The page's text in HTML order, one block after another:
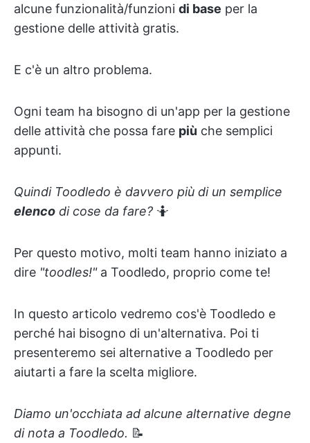
alcune funzionalità/funzioni di base per la
gestione delle attività gratis.
E c'è un altro problema.
Ogni team ha bisogno di un'app per la gestione
delle attività che possa fare più che semplici
appunti.
Quindi Toodledo è davvero più di un semplice
elenco di cose da fare? 🤷
Per questo motivo, molti team hanno iniziato a
dire "toodles!"a Toodledo, proprio come te!
In questo articolo vedremo cos'è Toodledo e
perché hai bisogno di un'alternativa. Poi ti
presenteremo sei alternative a Toodledo per
aiutarti a fare la scelta migliore.
Diamo un'occhiata ad alcune alternative degne
di nota a Toodledo. 📝